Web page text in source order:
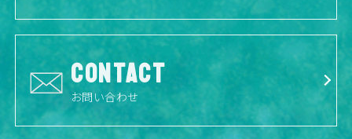
CONTACT
お問い合わせ